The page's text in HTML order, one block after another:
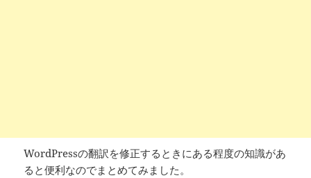
WordPressの翻訳を修正するときにある程度の知識があ
ると便利なのでまとめてみました。